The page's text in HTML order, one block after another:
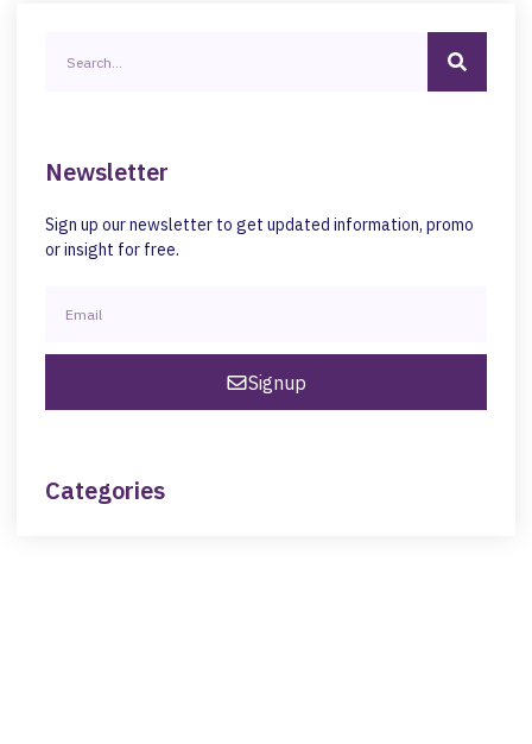
Newsletter
Sign up our newsletter to get updated information, promo
or insight for free.
Signup
Categories